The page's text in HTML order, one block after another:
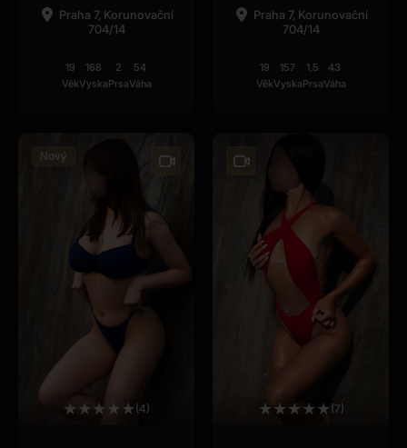
Praha 7, Korunovační
704/14
19
Věk
168
Vyska
2
Prsa
54
Váha
Praha 7, Korunovační
704/14
19
Věk
157
Vyska
1,5
Prsa
43
Váha
Nový
★ ★ ★ ★ ★ (4) ★ ★ ★★ ★(7)